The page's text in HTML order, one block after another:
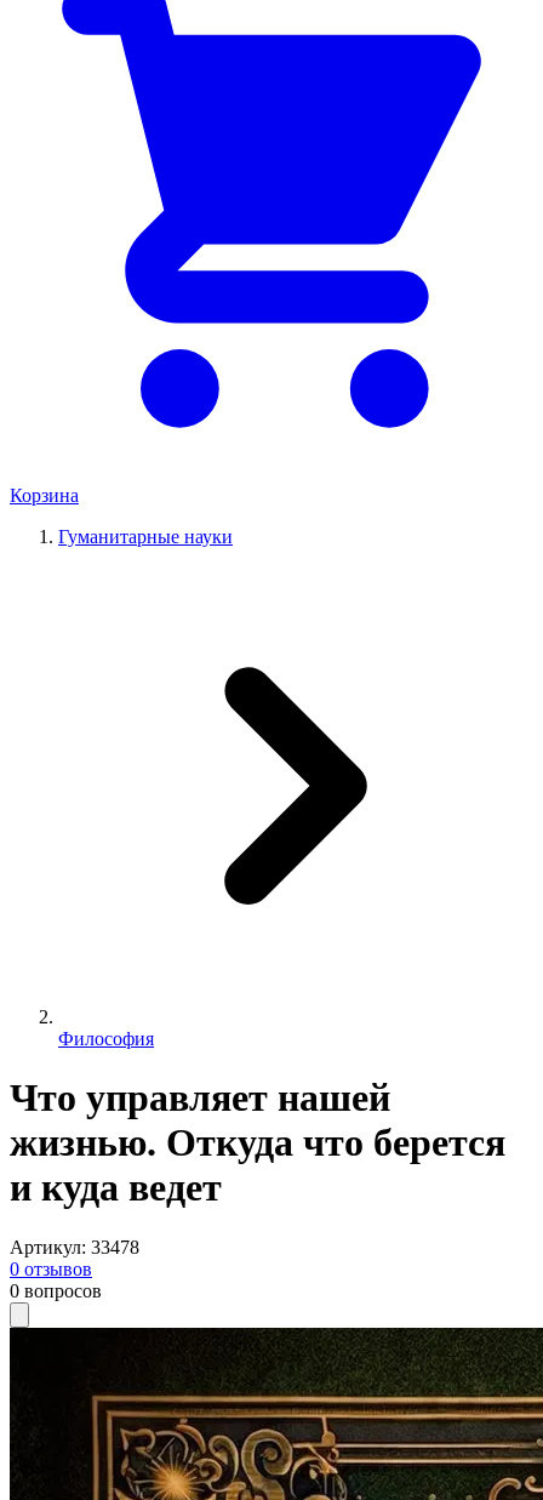
Корзина
Гуманитарные науки
Философия
Что управляет нашей
жизнью. Откуда что берется
и куда ведет
Артикул: 33478
0 отзывов
0 вопросов